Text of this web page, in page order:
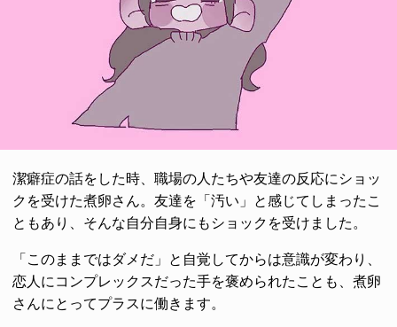
潔癖症の話をした時、職場の人たちや友達の反応にショッ
クを受けた煮卵さん。友達を「汚い」と感じてしまったこ
ともあり、そんな自分自身にもショックを受けました。
「このままではダメだ」と自覚してからは意識が変わり、
恋人にコンプレックスだった手を褒められたことも、煮卵
さんにとってプラスに働きます。